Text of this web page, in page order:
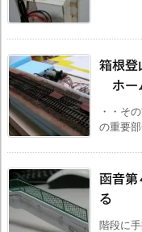
箱根
ホー
・・そ
の重要
函音
る
階段に